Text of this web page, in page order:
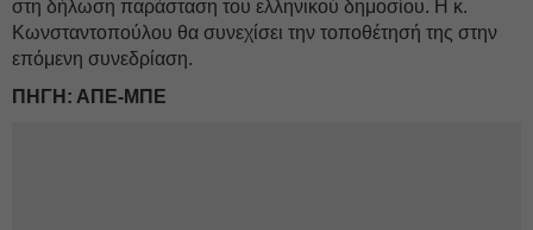
στη δήλωση παράσταση του ελληνικού δημοσίου. Η κ.
Κωνσταντοπούλου θα συνεχίσει την τοποθέτησή της στην
επόμενη συνεδρίαση.
ΠΗΓΗ: ΑΠΕ-ΜΠΕ